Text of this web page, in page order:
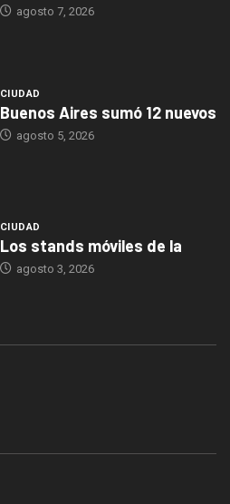
agosto 7, 2026
CIUDAD
Buenos Aires sumó 12 nuevos
agosto 5, 2026
CIUDAD
Los stands móviles de la
agosto 3, 2026